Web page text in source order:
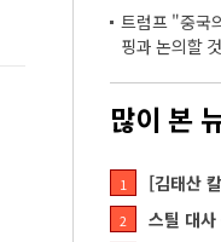
트럼프 "중국
핑과 논의할
많이 본
1
2